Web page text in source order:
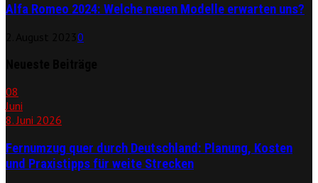
Alfa Romeo 2024: Welche neuen Modelle erwarten uns?
0
08
Juni
8. Juni 2026
Fernumzug quer durch Deutschland: Planung, Kosten
und Praxistipps für weite Strecken